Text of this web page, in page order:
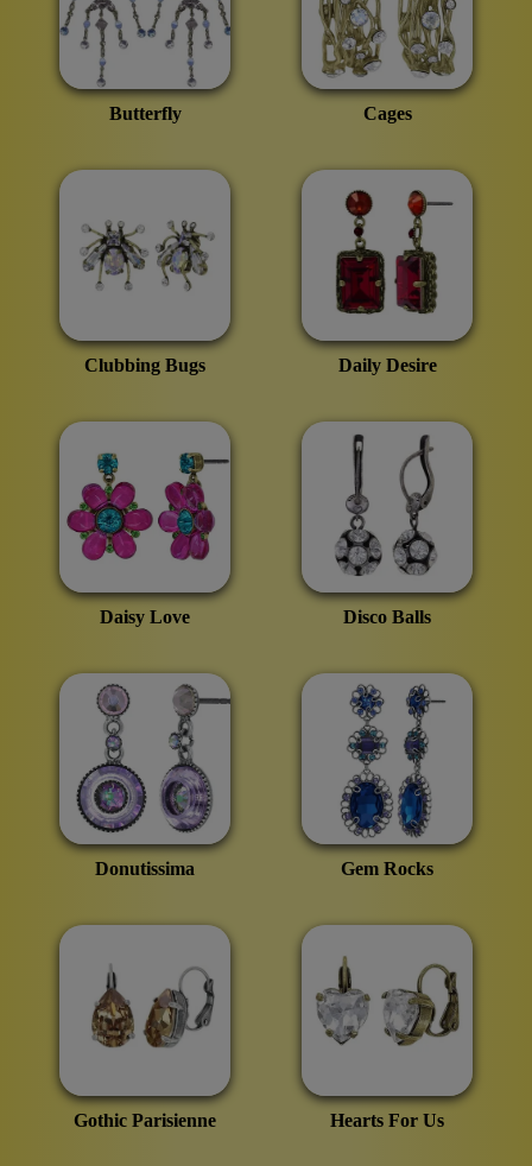
Butterfly Cages
Clubbing Bugs Daily Desire
Daisy Love Disco Balls
Donutissima Gem Rocks
Gothic Parisienne Hearts For Us